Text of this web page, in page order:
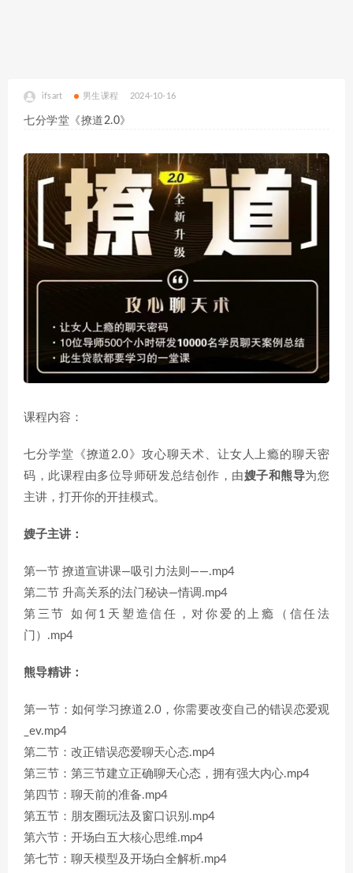
ifsart 男生课程 2024-10-16
七分学堂《撩道2.0》
课程内容：
七分学堂《撩道2.0》攻心聊天术、让女人上瘾的聊天密
码，此课程 由多位导师研发总结创作，由嫂子和熊导为您
主讲，打开你的开挂模式。
嫂子主讲：
第一节 撩道宣讲课—吸引力法则——.mp4
第二节 升高关系的法门秘诀—情调.mp4
第三节 如何1天塑造信任，对你爱的上瘾（信任法
门）.mp4
熊导精讲：
第一节：如何学习撩道2.0，你需要改变自己的错误恋爱观
_ev.mp4
第二节：改正错误恋爱聊天心态.mp4
第三节：第三节建立正确聊天心态，拥有强大内心.mp4
第四节：聊天前的准备.mp4
第五节：朋友圈玩法及窗口识别.mp4
第六节：开场白五大核心思维.mp4
第七节：聊天模型及开场白全解析.mp4